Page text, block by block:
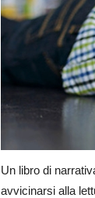
Un libro di
avvicinarsi alla